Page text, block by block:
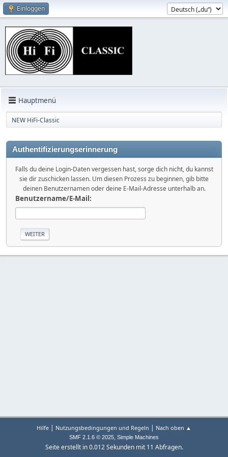
Einloggen
Hauptmenü
NEW HiFi-Classic
Authentifizierungserinnerung
Falls du deine Login-Daten vergessen hast, sorge dich nicht, du kannst
sie dir zuschicken lassen. Um diesen Prozess zu beginnen, gib bitte
deinen Benutzernamen oder deine E-Mail-Adresse unterhalb an.
Benutzername/E-Mail:
Hilfe | Nutzungsbedingungen und Regeln | Nach oben ▲
SMF 2.1.6 © 2025, Simple Machines
Seite erstellt in 0.012 Sekunden mit 11 Abfragen.